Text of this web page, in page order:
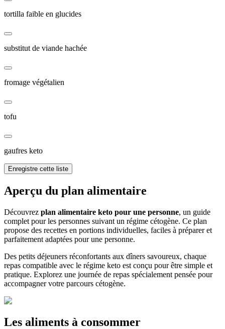
tortilla faible en glucides
substitut de viande hachée
fromage végétalien
tofu
gaufres keto
Enregistre cette liste
Aperçu du plan alimentaire
Découvrez plan alimentaire keto pour une personne, un guide
complet pour les personnes suivant un régime cétogène. Ce plan
propose des recettes en portions individuelles, faciles à préparer et
parfaitement adaptées pour une personne.
Des petits déjeuners réconfortants aux dîners savoureux, chaque
repas compatible avec le régime keto est conçu pour être simple et
pratique. Explorez une journée de repas spécialement pensée pour
accompagner votre parcours cétogène.
Les aliments à consommer